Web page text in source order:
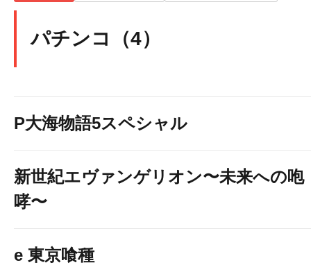
パチンコ（4）
P大海物語5スペシャル
新世紀エヴァンゲリオン〜未来への咆
哮〜
e 東京喰種